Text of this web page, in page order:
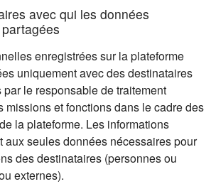
avec qui les données
enregistrées sur la plateforme
uniquement avec des destinataires
le responsable de traitement
missions et fonctions dans le cadre des
la plateforme. Les informations
aux seules données nécessaires pour
des destinataires (personnes ou
externes).